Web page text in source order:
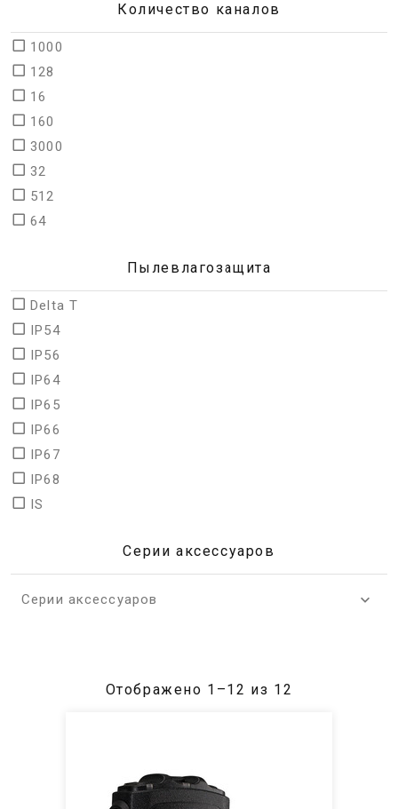
Количество каналов
1000
128
16
160
3000
32
512
64
Пылевлагозащита
Delta T
IP54
IP56
IP64
IP65
IP66
IP67
IP68
IS
Серии аксессуаров
Серии аксессуаров
Отображено 1–12 из 12